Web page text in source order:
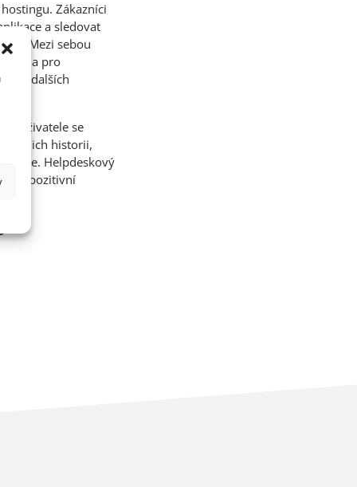
Zákazníci
a sledovat
Mezi sebou
pro
a dalších
uživatele se
jejich historii,
čase. Helpdeskový
je pozitivní